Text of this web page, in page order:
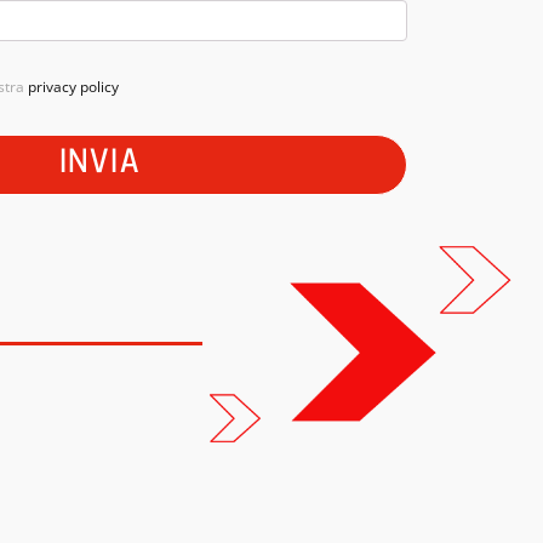
privacy policy